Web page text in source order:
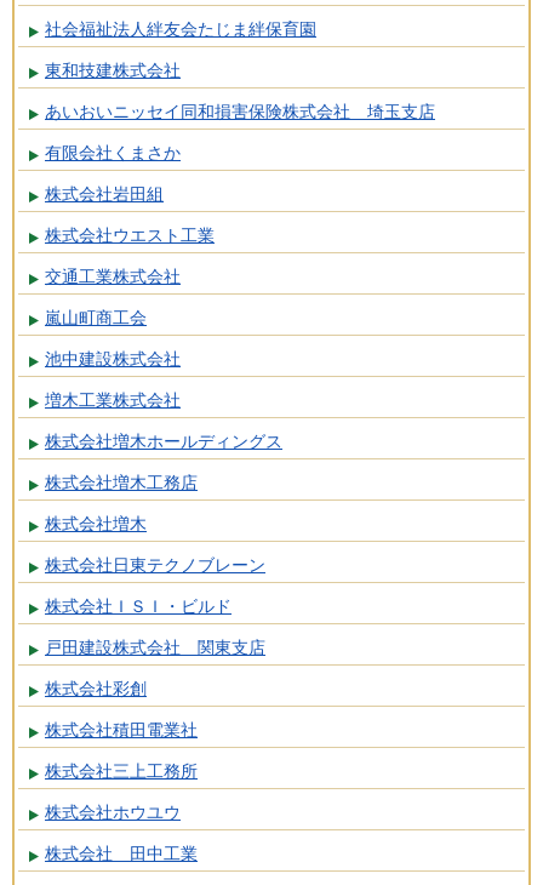
社会福祉法人絆友会たじま絆保育園
東和技建株式会社
あいおいニッセイ同和損害保険株式会社 埼玉支店
有限会社くまさか
株式会社岩田組
株式会社ウエスト工業
交通工業株式会社
嵐山町商工会
池中建設株式会社
増木工業株式会社
株式会社増木ホールディングス
株式会社増木工務店
株式会社増木
株式会社日東テクノブレーン
株式会社ＩＳＩ・ビルド
戸田建設株式会社 関東支店
株式会社彩創
株式会社積田電業社
株式会社三上工務所
株式会社ホウユウ
株式会社 田中工業